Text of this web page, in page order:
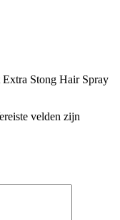
Extra Stong Hair Spray
velden zijn